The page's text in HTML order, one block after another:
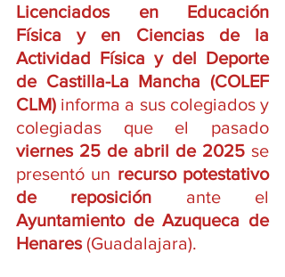
Licenciados en Educación
Física y en Ciencias de la
Actividad Física y del Deporte
de Castilla-La Mancha (COLEF
CLM) informa a sus colegiados y
viernes 25 de abril de 2025 se
presentó un recurso potestativo
de reposición
Ayuntamiento de Azuqueca de
Henares (Guadalajara).